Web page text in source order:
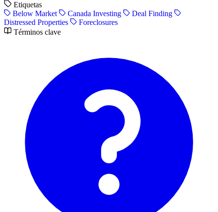
Etiquetas
Below Market
Canada Investing
Deal Finding
Distressed Properties
Foreclosures
Términos clave